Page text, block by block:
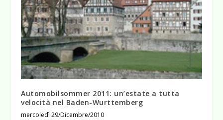
Automobilsommer 2011: un’estate a tutta
velocità nel Baden-Wurttemberg
mercoledì 29/Dicembre/2010